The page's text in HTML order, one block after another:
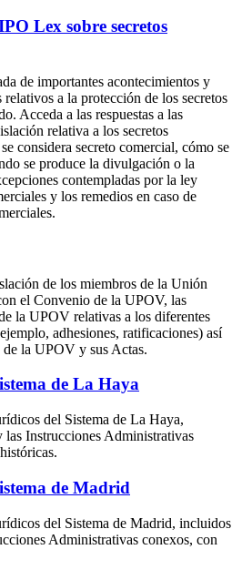
Lex sobre secretos
de importantes acontecimientos y
a la protección de los secretos
Acceda a las respuestas a las
relativa a los secretos
considera secreto comercial, cómo se
se produce la divulgación o la
contempladas por la ley
y los remedios en caso de
de los miembros de la Unión
el Convenio de la UPOV, las
la UPOV relativas a los diferentes
adhesiones, ratificaciones) así
la UPOV y sus Actas.
de La Haya
del Sistema de La Haya,
Instrucciones Administrativas
de Madrid
del Sistema de Madrid, incluidos
Administrativas conexos, con